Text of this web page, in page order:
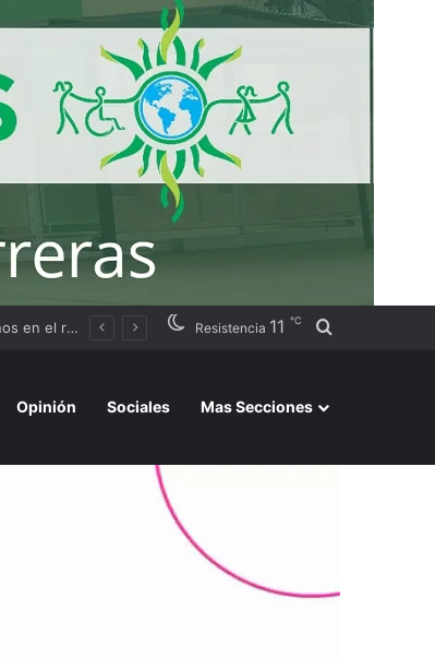
2026» Resistencia 11 ℃ Buscar por
Opinión Sociales Mas Secciones